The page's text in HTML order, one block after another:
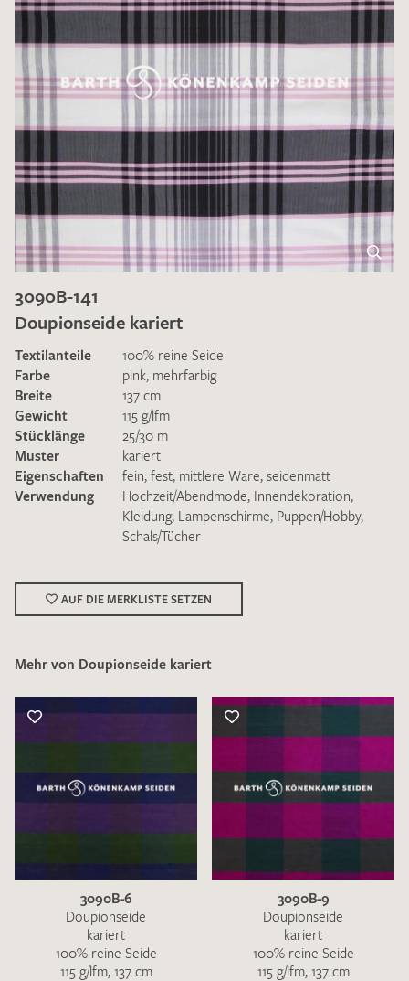
Ich bin damit einverstanden, dass meine angegebenen Daten
DieDatenschutzbestimmungenhabe ich zur Kenntnis
genommen und akzeptiere diese.
MUSTERANFRAGE SENDEN
3090B-141
Doupionseide kariert
Textilanteile
100% reine Seide
Farbe
pink, mehrfarbig
Breite
137 cm
Gewicht
115 g/lfm
Stücklänge
25/30 m
Muster
kariert
Eigenschaften
fein, fest, mittlere Ware, seidenmatt
Verwendung
Hochzeit/Abendmode, Innendekoration,
Kleidung, Lampenschirme, Puppen/Hobby,
Schals/Tücher
AUF DIE MERKLISTE SETZEN
Mehr von Doupionseide kariert
3090B-6
Doupionseide
kariert
100% reine Seide
115 g/lfm, 137 cm
3090B-9
Doupionseide
kariert
100% reine Seide
115 g/lfm, 137 cm